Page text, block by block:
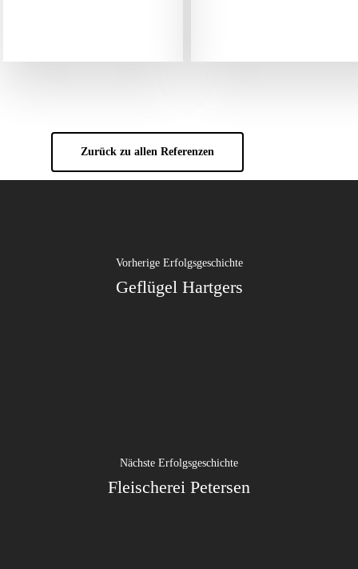
Zurück zu allen Referenzen
Vorherige Erfolgsgeschichte
Geflügel Hartgers
Nächste Erfolgsgeschichte
Fleischerei Petersen